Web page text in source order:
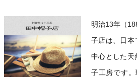
明治13年（
子店は、日本
中心とした天
子工房です